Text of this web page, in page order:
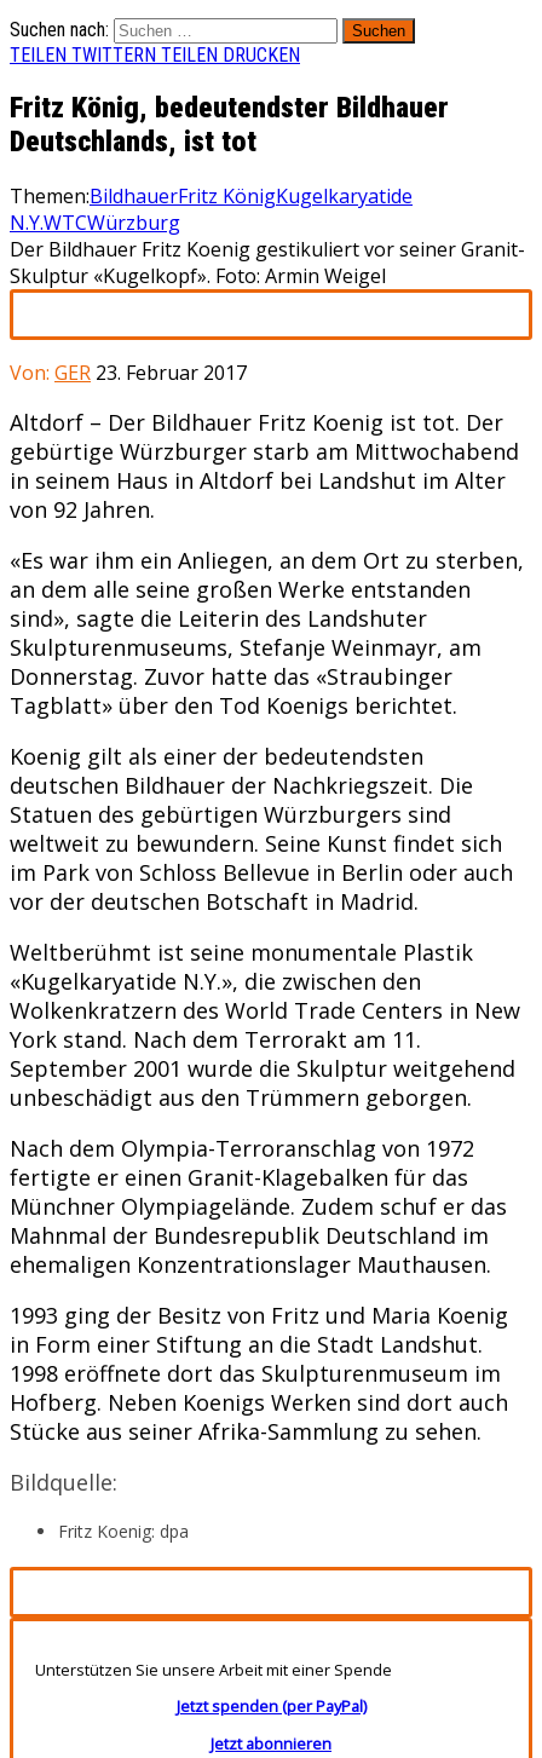
Suchen nach:
TEILEN TWITTERN TEILEN DRUCKEN
Fritz König, bedeutendster Bildhauer
Deutschlands, ist tot
Themen:BildhauerFritz KönigKugelkaryatide
N.Y.WTCWürzburg
Der Bildhauer Fritz Koenig gestikuliert vor seiner Granit-
Skulptur «Kugelkopf». Foto: Armin Weigel
Von: GER 23. Februar 2017
Altdorf – Der Bildhauer Fritz Koenig ist tot. Der
gebürtige Würzburger starb am Mittwochabend
in seinem Haus in Altdorf bei Landshut im Alter
von 92 Jahren.
«Es war ihm ein Anliegen, an dem Ort zu sterben,
an dem alle seine großen Werke entstanden
sind», sagte die Leiterin des Landshuter
Skulpturenmuseums, Stefanje Weinmayr, am
Donnerstag. Zuvor hatte das «Straubinger
Tagblatt» über den Tod Koenigs berichtet.
Koenig gilt als einer der bedeutendsten
deutschen Bildhauer der Nachkriegszeit. Die
Statuen des gebürtigen Würzburgers sind
weltweit zu bewundern. Seine Kunst findet sich
im Park von Schloss Bellevue in Berlin oder auch
vor der deutschen Botschaft in Madrid.
Weltberühmt ist seine monumentale Plastik
«Kugelkaryatide N.Y.», die zwischen den
Wolkenkratzern des World Trade Centers in New
York stand. Nach dem Terrorakt am 11.
September 2001 wurde die Skulptur weitgehend
unbeschädigt aus den Trümmern geborgen.
Nach dem Olympia-Terroranschlag von 1972
fertigte er einen Granit-Klagebalken für das
Münchner Olympiagelände. Zudem schuf er das
Mahnmal der Bundesrepublik Deutschland im
ehemaligen Konzentrationslager Mauthausen.
1993 ging der Besitz von Fritz und Maria Koenig
in Form einer Stiftung an die Stadt Landshut.
1998 eröffnete dort das Skulpturenmuseum im
Hofberg. Neben Koenigs Werken sind dort auch
Stücke aus seiner Afrika-Sammlung zu sehen.
Bildquelle:
Fritz Koenig: dpa
Unterstützen Sie unsere Arbeit mit einer Spende
Jetzt spenden (per PayPal)
Jetzt abonnieren